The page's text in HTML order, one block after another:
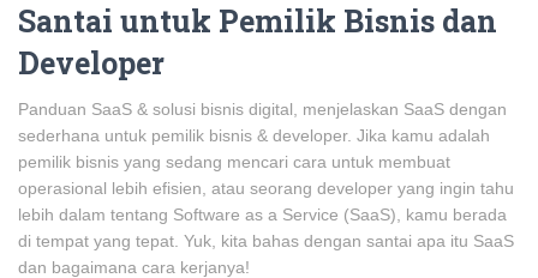
Santai untuk Pemilik Bisnis dan
Developer
Panduan SaaS & solusi bisnis digital, menjelaskan SaaS dengan
sederhana untuk pemilik bisnis & developer. Jika kamu adalah
pemilik bisnis yang sedang mencari cara untuk membuat
operasional lebih efisien, atau seorang developer yang ingin tahu
lebih dalam tentang Software as a Service (SaaS), kamu berada
di tempat yang tepat. Yuk, kita bahas dengan santai apa itu SaaS
dan bagaimana cara kerjanya!